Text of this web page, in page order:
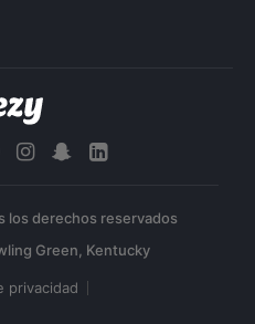
los derechos reservados
privacidad